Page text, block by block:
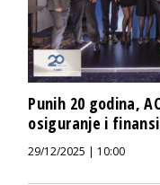
Punih 20 godina,
osiguranje i
29/12/2025 | 10:00